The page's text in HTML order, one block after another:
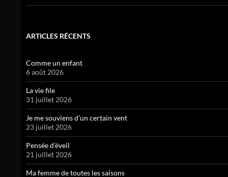
ARTICLES RÉCENTS
Comme un enfant
6 août 2026
La vie file
31 juillet 2026
Je me souviens d’un certain vent
23 juillet 2026
Pensée d’éveil
21 juillet 2026
Ma femme de toutes les saisons